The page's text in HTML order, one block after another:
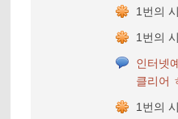
1번의
1번의
인터넷
클리어
1번의